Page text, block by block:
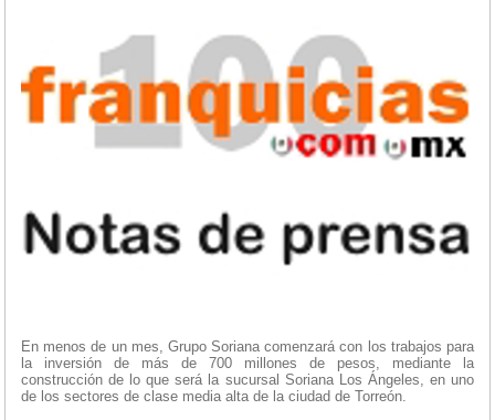
En menos de un mes, Grupo Soriana comenzará con los trabajos para
la inversión de más de 700 millones de pesos, mediante la
construcción de lo que será la sucursal Soriana Los Ángeles, en uno
de los sectores de clase media alta de la ciudad de Torreón.